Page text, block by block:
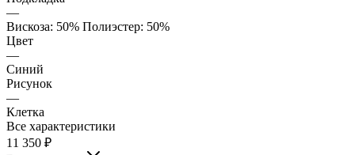
—
Вискоза: 50% Полиэстер: 50%
Цвет
—
Синий
Рисунок
—
Клетка
Все характеристики
11 350 ₽